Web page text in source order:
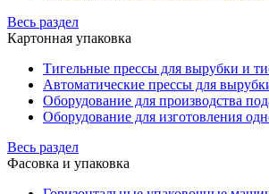
Весь раздел
Картонная упаковка
Тигельные прессы для вырубки и
Автоматические прессы для
Оборудование для производства
Оборудование для изготовления
Весь раздел
Фасовка и упаковка